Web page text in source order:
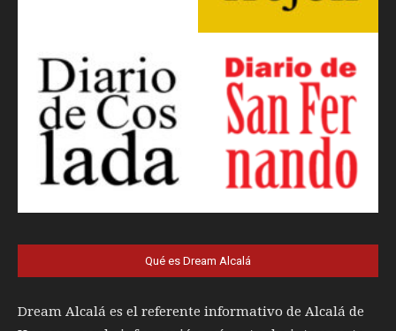
Qué es Dream Alcalá
Dream Alcalá es el referente informativo de Alcalá de